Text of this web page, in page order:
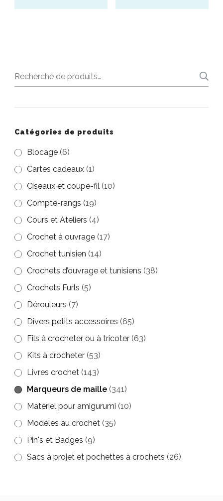
page
variations.
peuvent
être
choisies
sur
page
variations.
Recherche
pour :
Catégories de produits
Blocage (6)
Cartes cadeaux (1)
Ciseaux et coupe-fil (10)
Compte-rangs (19)
Cours et Ateliers (4)
Crochet à ouvrage (17)
Crochet tunisien (14)
Crochets d’ouvrage et tunisiens (38)
Crochets Furls (5)
Dérouleurs (7)
Divers petits accessoires (65)
Fils à crocheter ou à tricoter (63)
Kits à crocheter (53)
Livres crochet (143)
Marqueurs de maille (341)
Matériel pour amigurumi (10)
Modèles au crochet (35)
Pin's et Badges (9)
Sacs à projet et pochettes à crochets (26)